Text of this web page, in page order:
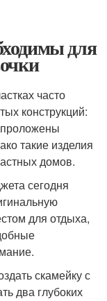
для
часто
конструкций:
такие изделия
домов.
сегодня
для отдыха,
скамейку с
два глубоких